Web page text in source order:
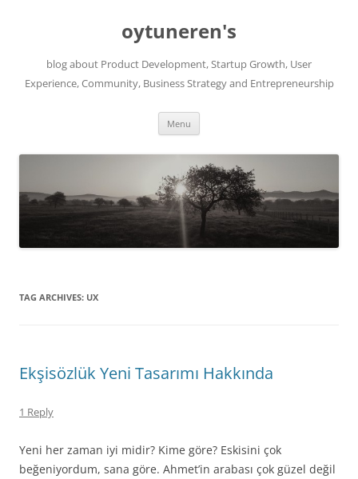
oytuneren's
blog about Product Development, Startup Growth, User
Experience, Community, Business Strategy and Entrepreneurship
Menu
TAG ARCHIVES: UX
Ekşisözlük Yeni Tasarımı Hakkında
1 Reply
Yeni her zaman iyi midir? Kime göre? Eskisini çok
beğeniyordum, sana göre. Ahmet’in arabası çok güzel değil